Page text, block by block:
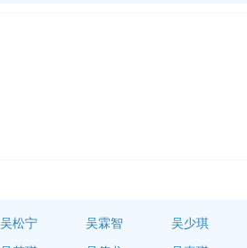
吴松宁 吴霖智 吴少琪